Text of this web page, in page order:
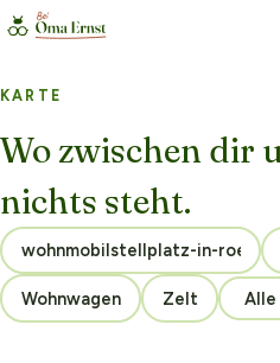
KARTE
Wo zwischen dir
nichts steht.
Wohnwagen Zelt